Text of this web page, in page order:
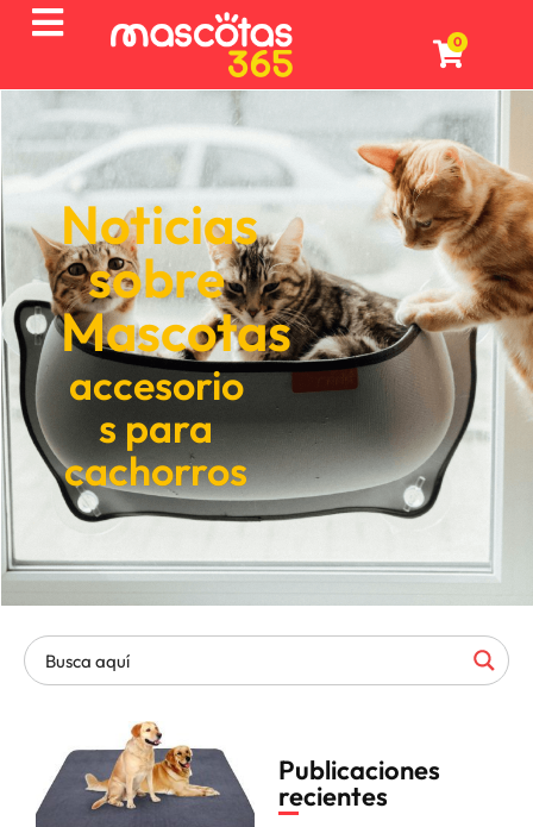
0
Noticias
sobre
Mascotas
accesorio
s para
cachorros
Publicaciones
recientes